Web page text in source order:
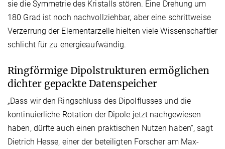
sie die Symmetrie des Kristalls stören. Eine Drehung um
180 Grad ist noch nachvollziehbar, aber eine schrittweise
Verzerrung der Elementarzelle hielten viele Wissenschaftler
schlicht für zu energieaufwändig.
Ringförmige Dipolstrukturen ermöglichen
dichter gepackte Datenspeicher
„Dass wir den Ringschluss des Dipolflusses und die
kontinuierliche Rotation der Dipole jetzt nachgewiesen
haben, dürfte auch einen praktischen Nutzen haben“, sagt
Dietrich Hesse, einer der beteiligten Forscher am Max-